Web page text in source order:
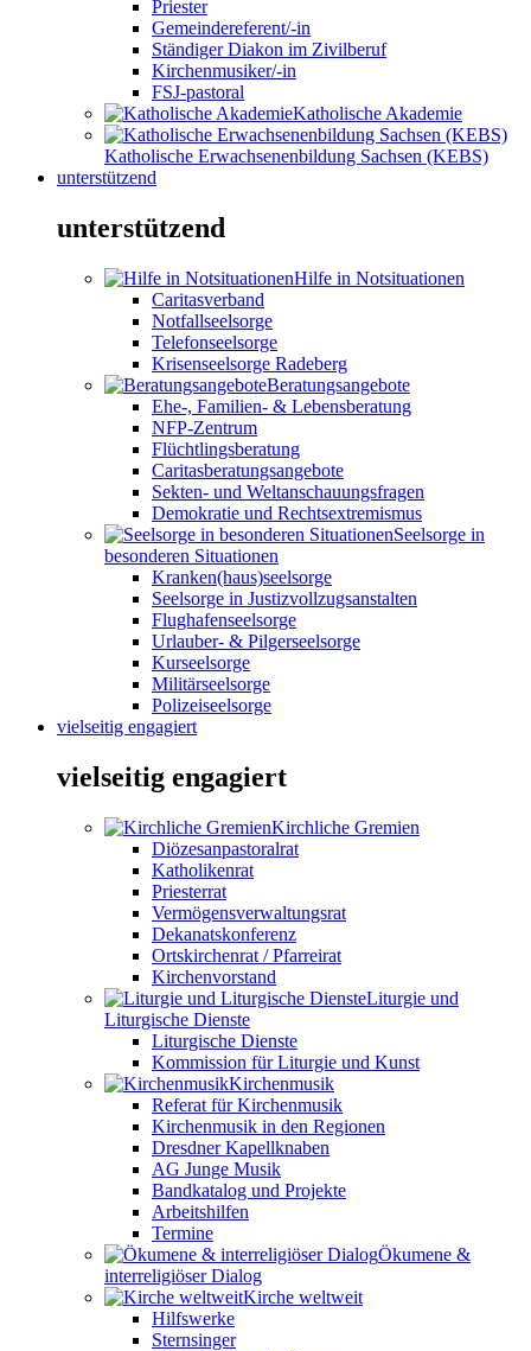
Priester
Gemeindereferent/-in
Ständiger Diakon im Zivilberuf
Kirchenmusiker/-in
FSJ-pastoral
Katholische Akademie
Katholische Erwachsenenbildung Sachsen (KEBS)
unterstützend
unterstützend
Hilfe in Notsituationen
Caritasverband
Notfallseelsorge
Telefonseelsorge
Krisenseelsorge Radeberg
Beratungsangebote
Ehe-, Familien- & Lebensberatung
NFP-Zentrum
Flüchtlingsberatung
Caritasberatungsangebote
Sekten- und Weltanschauungsfragen
Demokratie und Rechtsextremismus
Seelsorge in
besonderen Situationen
Kranken(haus)seelsorge
Seelsorge in Justizvollzugsanstalten
Flughafenseelsorge
Urlauber- & Pilgerseelsorge
Kurseelsorge
Militärseelsorge
Polizeiseelsorge
vielseitig engagiert
vielseitig engagiert
Kirchliche Gremien
Diözesanpastoralrat
Katholikenrat
Priesterrat
Vermögensverwaltungsrat
Dekanatskonferenz
Ortskirchenrat / Pfarreirat
Kirchenvorstand
Liturgie und
Liturgische Dienste
Liturgische Dienste
Kommission für Liturgie und Kunst
Kirchenmusik
Referat für Kirchenmusik
Kirchenmusik in den Regionen
Dresdner Kapellknaben
AG Junge Musik
Bandkatalog und Projekte
Arbeitshilfen
Termine
Ökumene &
interreligiöser Dialog
Kirche weltweit
Hilfswerke
Sternsinger